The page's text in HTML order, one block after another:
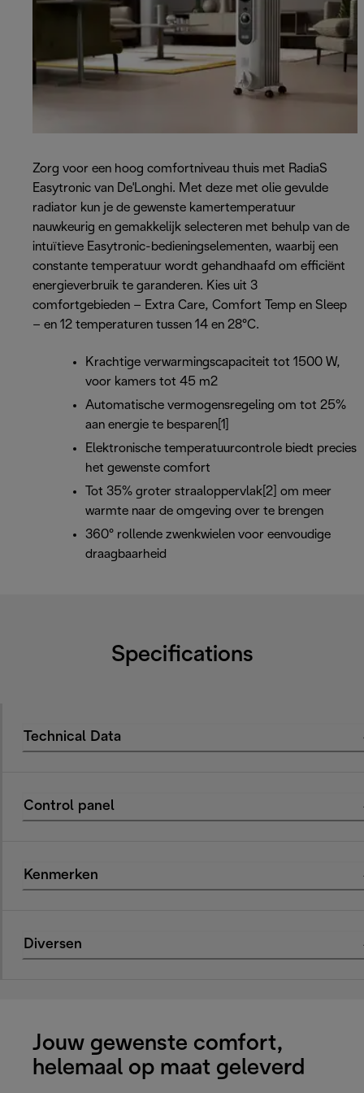
Zorg voor een hoog comfortniveau thuis met RadiaS
Easytronic van De'Longhi. Met deze met olie gevulde
radiator kun je de gewenste kamertemperatuur
nauwkeurig en gemakkelijk selecteren met behulp van de
intuïtieve Easytronic-bedieningselementen, waarbij een
constante temperatuur wordt gehandhaafd om efficiënt
energieverbruik te garanderen. Kies uit 3
comfortgebieden – Extra Care, Comfort Temp en Sleep
– en 12 temperaturen tussen 14 en 28°C.
Krachtige verwarmingscapaciteit tot 1500 W,
voor kamers tot 45 m2
Automatische vermogensregeling om tot 25%
aan energie te besparen[1]
Elektronische temperatuurcontrole biedt precies
het gewenste comfort
Tot 35% groter straaloppervlak[2] om meer
warmte naar de omgeving over te brengen
360° rollende zwenkwielen voor eenvoudige
draagbaarheid
Specifications
Technical Data
Control panel
Kenmerken
Diversen
Jouw gewenste comfort,
helemaal op maat geleverd